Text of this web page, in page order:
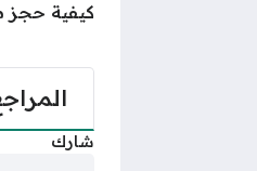
كيفية حجز
شارك